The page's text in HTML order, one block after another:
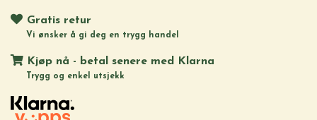
Gratis retur
Vi ønsker å gi deg en trygg handel
Kjøp nå - betal senere med Klarna
Trygg og enkel utsjekk